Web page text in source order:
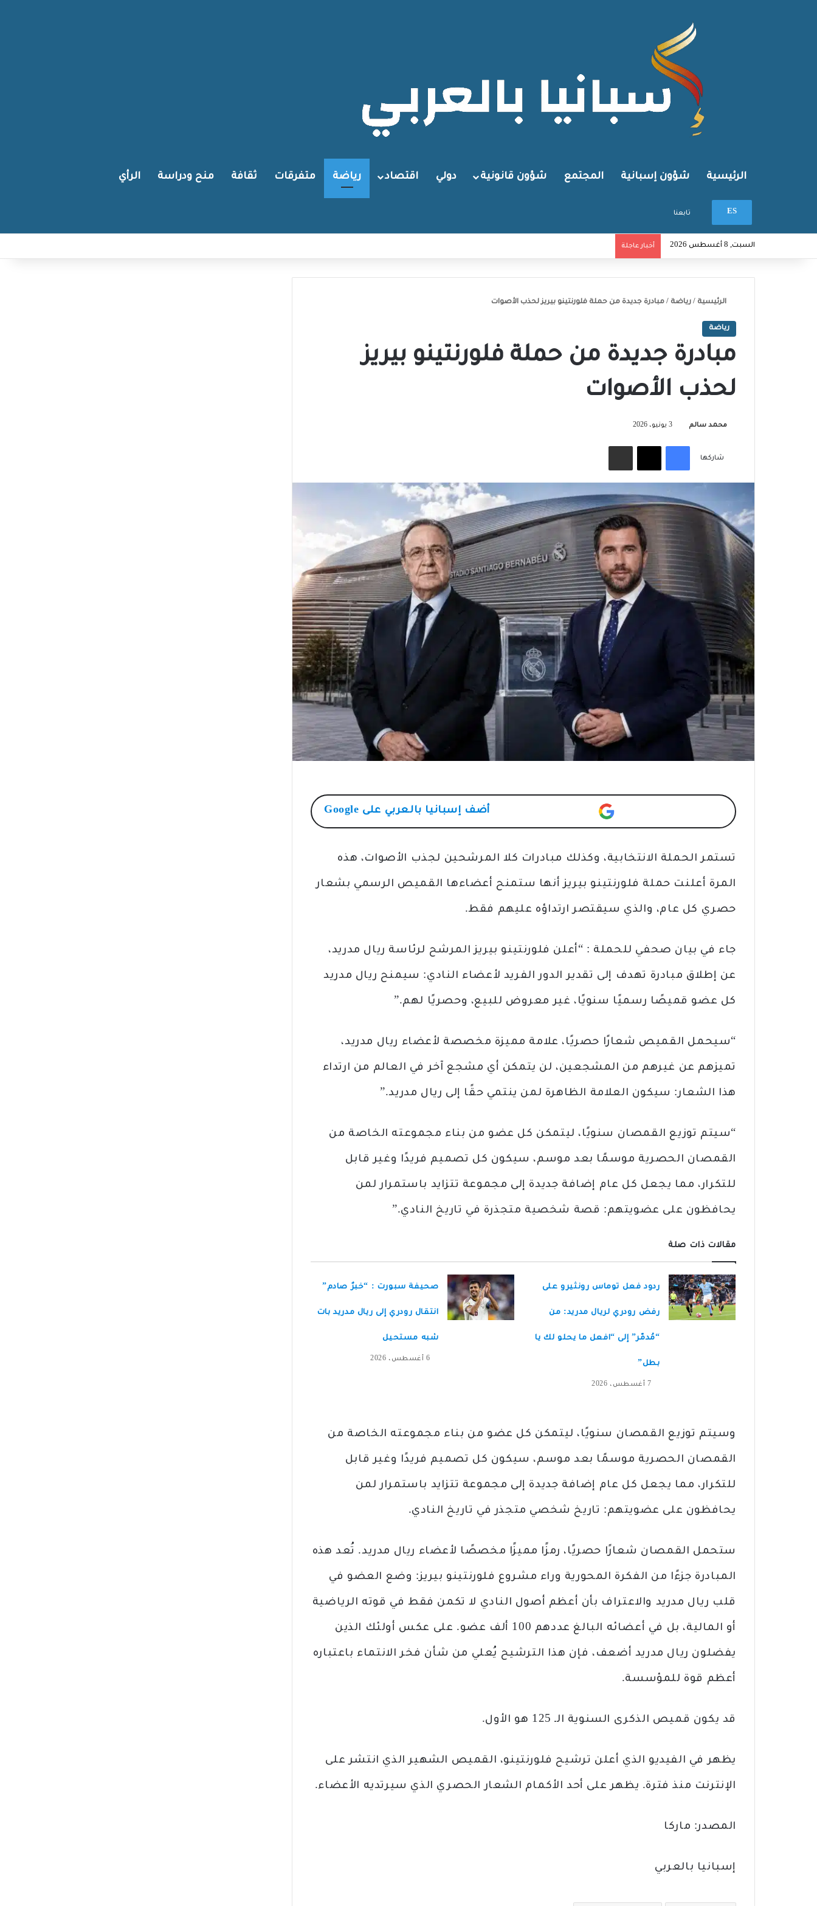
الرئيسية شؤون إسبانية المجتمع شؤون قانونية دولي اقتصاد رياضة متفرقات ثقافة منح ودراسة الرأي
ES تابعنا
السبت, 8 أغسطس 2026 أخبار عاجلة
الرئيسية / رياضة / مبادرة جديدة من حملة فلورنتينو بيريز لحذب الأصوات
رياضة
مبادرة جديدة من حملة فلورنتينو بيريز
لحذب الأصوات
محمد سالم 3 يونيو، 2026
شاركها
فيسبوك‫X مشاركة عبر البريد
أضف إسبانيا بالعربي على Google
تستمر الحملة الانتخابية، وكذلك مبادرات كلا المرشحين لجذب الأصوات، هذه
المرة أعلنت حملة فلورنتينو بيريز أنها ستمنح أعضاءها القميص الرسمي بشعار
حصري كل عام، والذي سيقتصر ارتداؤه عليهم فقط.
جاء في بيان صحفي للحملة : “أعلن فلورنتينو بيريز المرشح لرئاسة ريال مدريد،
عن إطلاق مبادرة تهدف إلى تقدير الدور الفريد لأعضاء النادي: سيمنح ريال مدريد
كل عضو قميصًا رسميًا سنويًا، غير معروض للبيع، وحصريًا لهم.”
“سيحمل القميص شعارًا حصريًا، علامة مميزة مخصصة لأعضاء ريال مدريد،
تميزهم عن غيرهم من المشجعين، لن يتمكن أي مشجع آخر في العالم من ارتداء
هذا الشعار: سيكون العلامة الظاهرة لمن ينتمي حقًا إلى ريال مدريد.”
“سيتم توزيع القمصان سنويًا، ليتمكن كل عضو من بناء مجموعته الخاصة من
القمصان الحصرية موسمًا بعد موسم، سيكون كل تصميم فريدًا وغير قابل
للتكرار، مما يجعل كل عام إضافة جديدة إلى مجموعة تتزايد باستمرار لمن
يحافظون على عضويتهم: قصة شخصية متجذرة في تاريخ النادي.”
مقالات ذات صلة
ردود فعل توماس رونثيرو على
رفض رودري لريال مدريد: من
“مُدمّر” إلى “افعل ما يحلو لك يا
بطل”
7 أغسطس، 2026
صحيفة سبورت : “خبرٌ صادم”
انتقال رودري إلى ريال مدريد بات
شبه مستحيل
6 أغسطس، 2026
وسيتم توزيع القمصان سنويًا، ليتمكن كل عضو من بناء مجموعته الخاصة من
القمصان الحصرية موسمًا بعد موسم، سيكون كل تصميم فريدًا وغير قابل
للتكرار، مما يجعل كل عام إضافة جديدة إلى مجموعة تتزايد باستمرار لمن
يحافظون على عضويتهم: تاريخ شخصي متجذر في تاريخ النادي.
ستحمل القمصان شعارًا حصريًا، رمزًا مميزًا مخصصًا لأعضاء ريال مدريد. تُعد هذه
المبادرة جزءًا من الفكرة المحورية وراء مشروع فلورنتينو بيريز: وضع العضو في
قلب ريال مدريد والاعتراف بأن أعظم أصول النادي لا تكمن فقط في قوته الرياضية
أو المالية، بل في أعضائه البالغ عددهم 100 ألف عضو. على عكس أولئك الذين
يفضلون ريال مدريد أضعف، فإن هذا الترشيح يُعلي من شأن فخر الانتماء باعتباره
أعظم قوة للمؤسسة.
قد يكون قميص الذكرى السنوية الـ 125 هو الأول.
يظهر في الفيديو الذي أعلن ترشيح فلورنتينو، القميص الشهير الذي انتشر على
الإنترنت منذ فترة. يظهر على أحد الأكمام الشعار الحصري الذي سيرتديه الأعضاء.
المصدر: ماركا
إسبانيا بالعربي